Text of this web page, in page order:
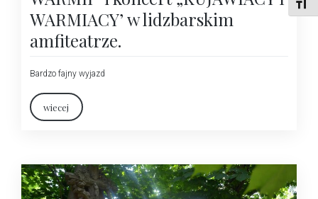
WARMIACY’ w lidzbarskim
amfiteatrze.
Bardzo fajny wyjazd
wiecej